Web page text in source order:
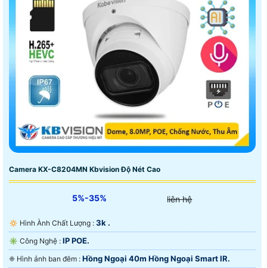
Camera KX-C8204MN Kbvision Độ Nét Cao
5%-35% liên hệ
🔅 Hình Ành Chất Lượng : 3k .
✳️ Công Nghệ : IP POE.
❈ Hình ảnh ban đêm : Hồng Ngoại 40m Hồng Ngoại Smart IR.